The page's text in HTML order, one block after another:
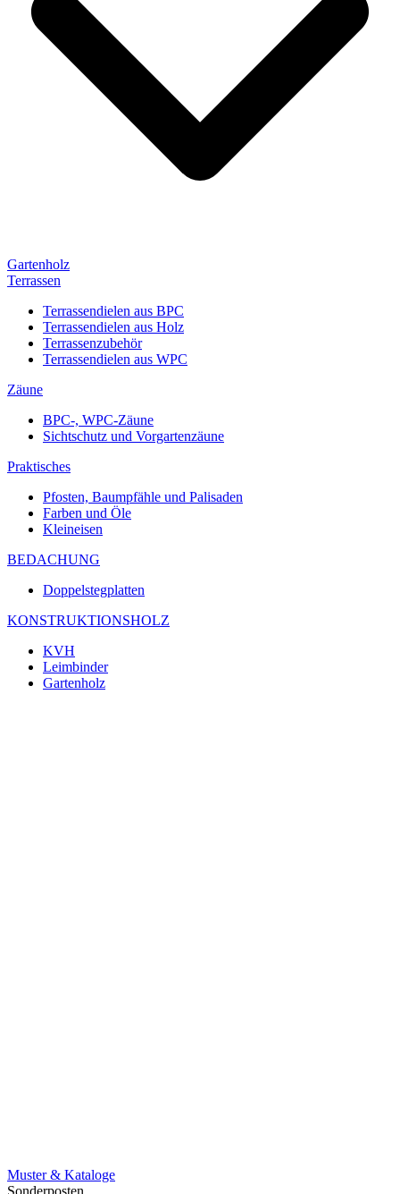
Gartenholz
Terrassen
Terrassendielen aus BPC
Terrassendielen aus Holz
Terrassenzubehör
Terrassendielen aus WPC
Zäune
BPC-, WPC-Zäune
Sichtschutz und Vorgartenzäune
Praktisches
Pfosten, Baumpfähle und Palisaden
Farben und Öle
Kleineisen
BEDACHUNG
Doppelstegplatten
KONSTRUKTIONSHOLZ
KVH
Leimbinder
Gartenholz
Muster & Kataloge
Sonderposten